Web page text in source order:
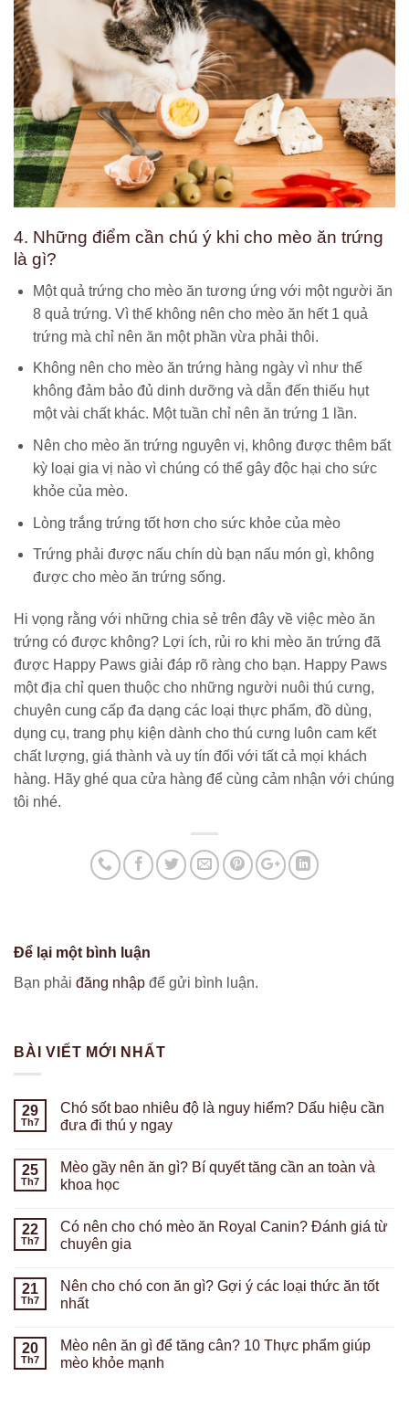
4. Những điểm cần chú ý khi cho mèo ăn trứng
là gì?
Một quả trứng cho mèo ăn tương ứng với một người ăn
8 quả trứng. Vì thế không nên cho mèo ăn hết 1 quả
trứng mà chỉ nên ăn một phần vừa phải thôi.
Không nên cho mèo ăn trứng hàng ngày vì như thế
không đảm bảo đủ dinh dưỡng và dẫn đến thiếu hụt
một vài chất khác. Một tuần chỉ nên ăn trứng 1 lần.
Nên cho mèo ăn trứng nguyên vị, không được thêm bất
kỳ loại gia vị nào vì chúng có thể gây độc hại cho sức
khỏe của mèo.
Lòng trắng trứng tốt hơn cho sức khỏe của mèo
Trứng phải được nấu chín dù bạn nấu món gì, không
được cho mèo ăn trứng sống.
Hi vọng rằng với những chia sẻ trên đây về việc mèo ăn
trứng có được không? Lợi ích, rủi ro khi mèo ăn trứng đã
được Happy Paws giải đáp rõ ràng cho bạn. Happy Paws
một địa chỉ quen thuộc cho những người nuôi thú cưng,
chuyên cung cấp đa dạng các loại thực phẩm, đồ dùng,
dụng cụ, trang phụ kiện dành cho thú cưng luôn cam kết
chất lượng, giá thành và uy tín đối với tất cả mọi khách
hàng. Hãy ghé qua cửa hàng để cùng cảm nhận với chúng
tôi nhé.
Để lại một bình luận
Bạn phải đăng nhập để gửi bình luận.
BÀI VIẾT MỚI NHẤT
29
Th7
Chó sốt bao nhiêu độ là nguy hiểm? Dấu hiệu cần
đưa đi thú y ngay
25
Th7
Mèo gầy nên ăn gì? Bí quyết tăng cần an toàn và
khoa học
22
Th7
Có nên cho chó mèo ăn Royal Canin? Đánh giá từ
chuyên gia
21
Th7
Nên cho chó con ăn gì? Gợi ý các loại thức ăn tốt
nhất
20
Th7
Mèo nên ăn gì để tăng cân? 10 Thực phẩm giúp
mèo khỏe mạnh